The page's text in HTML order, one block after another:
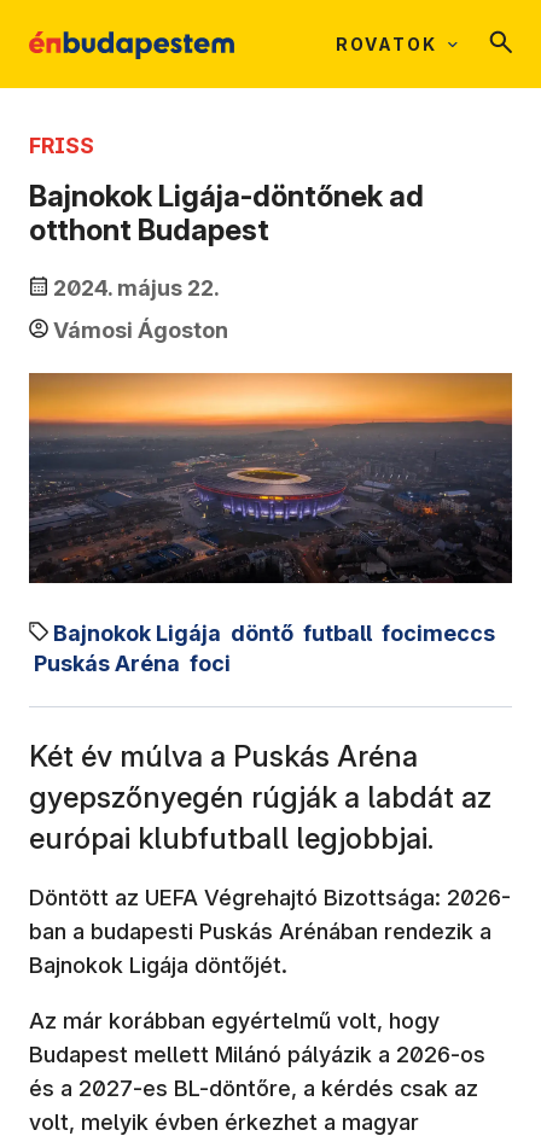
ROVATOK
FRISS
Bajnokok Ligája-döntőnek ad
otthont Budapest
2024. május 22.
Vámosi Ágoston
Bajnokok Ligája döntő futball focimeccs
Puskás Aréna foci
Két év múlva a Puskás Aréna
gyepszőnyegén rúgják a labdát az
európai klubfutball legjobbjai.
Döntött az UEFA Végrehajtó Bizottsága: 2026-
ban a budapesti Puskás Arénában rendezik a
Bajnokok Ligája döntőjét.
Az már korábban egyértelmű volt, hogy
Budapest mellett Milánó pályázik a 2026-os
és a 2027-es BL-döntőre, a kérdés csak az
volt, melyik évben érkezhet a magyar